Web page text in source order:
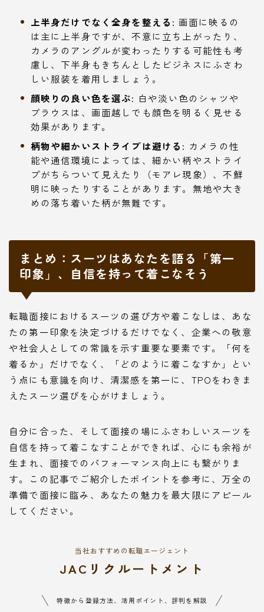
上半身だけでなく全身を整える: 画面に映るの
は主に上半身ですが、不意に立ち上がったり、
カメラのアングルが変わったりする可能性も考
慮し、下半身もきちんとしたビジネスにふさわ
しい服装を着用しましょう。
顔映りの良い色を選ぶ: 白や淡い色のシャツや
ブラウスは、画面越しでも顔色を明るく見せる
効果があります。
柄物や細かいストライプは避ける: カメラの性
能や通信環境によっては、細かい柄やストライ
プがちらついて見えたり（モアレ現象）、不鮮
明に映ったりすることがあります。無地や大き
めの落ち着いた柄が無難です。
まとめ：スーツはあなたを語る「第一
印象」、自信を持って着こなそう
転職面接におけるスーツの選び方や着こなしは、あな
たの第一印象を決定づけるだけでなく、企業への敬意
や社会人としての常識を示す重要な要素です。「何を
着るか」だけでなく、「どのように着こなすか」とい
う点にも意識を向け、清潔感を第一に、TPOをわきま
えたスーツ選びを心がけましょう。
自分に合った、そして面接の場にふさわしいスーツを
自信を持って着こなすことができれば、心にも余裕が
生まれ、面接でのパフォーマンス向上にも繋がりま
す。この記事でご紹介したポイントを参考に、万全の
準備で面接に臨み、あなたの魅力を最大限にアピール
してください。
当社おすすめの転職エージェント
JACリクルートメント
特徴から登録方法、活用ポイント、評判を解説